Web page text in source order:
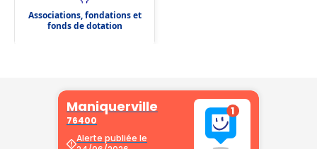
Associations, fondations et
fonds de dotation